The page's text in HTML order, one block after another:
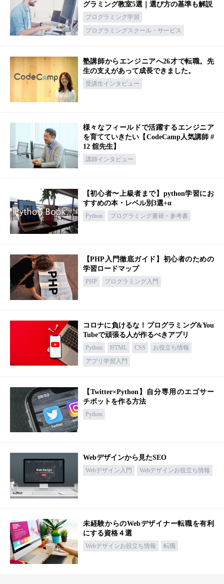
グラミング教室5選｜選び方の基準も解説
プログラミング学習
プログラミングスクール・サービス
塾講師からエンジニアへ26才で転職。先
生の支えがあって成長できました。
受講生インタビュー
様々なフィールドで活躍するエンジニア
を育てていきたい【CodeCamp人気講師 #
12 舘先生】
講師インタビュー
【初心者〜上級者まで】python学習にお
すすめの本・レベル別3選+α
Python プログラミング書籍・参考書
【PHP入門徹底ガイド】初心者のための
学習ロードマップ
PHP プログラミング入門
コロナに負けるな！プログラミング&You
Tubeで頑張る人が作るべきアプリ
Python HTML CSS
お役立ち情報
アプリ学習入門
【Twitter×Python】自分専用のエゴサー
チボットを作る方法
Python
Webデザインから見たSEO
Webデザイン入門 Webデザインお役立ち情報
未経験からのWebデザイナー転職を有利
にする資格４選
Webデザインお役立ち情報 転職